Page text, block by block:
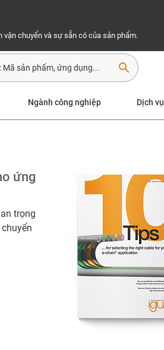
chuyển và sự sẵn có của sản phẩm.
search
Ngành công nghiệp Dịch vụ
ứng
trọng